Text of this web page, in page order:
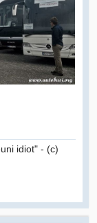
idiot" - (c)